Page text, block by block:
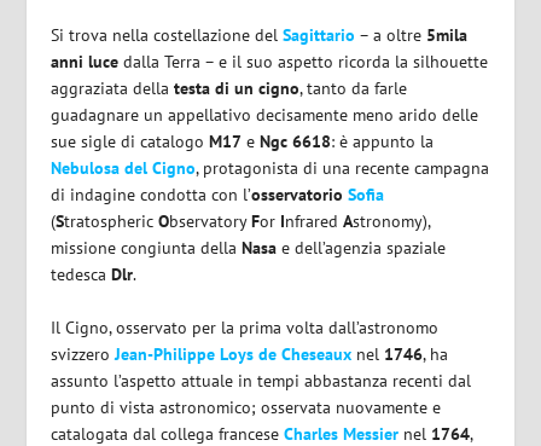
Si trova nella costellazione delSagittario – a oltre 5mila
anni luce dalla Terra – e il suo aspetto ricorda la silhouette
aggraziata dellatesta di un cigno, tanto da farle
guadagnare un appellativo decisamente meno arido delle
sue sigle di catalogoM17 eNgc 6618: è appunto la
Nebulosa del Cigno, protagonista di una recente campagna
di indagine condotta con l’osservatorioSofia
(StratosphericObservatoryFor InfraredAstronomy),
missione congiunta dellaNasa e dell’agenzia spaziale
tedesca Dlr.
Il Cigno, osservato per la prima volta dall’astronomo
svizzeroJean-Philippe Loys de Cheseaux nel 1746, ha
assunto l’aspetto attuale in tempi abbastanza recenti dal
punto di vista astronomico; osservata nuovamente e
catalogata dal collega franceseCharles Messier nel 1764,